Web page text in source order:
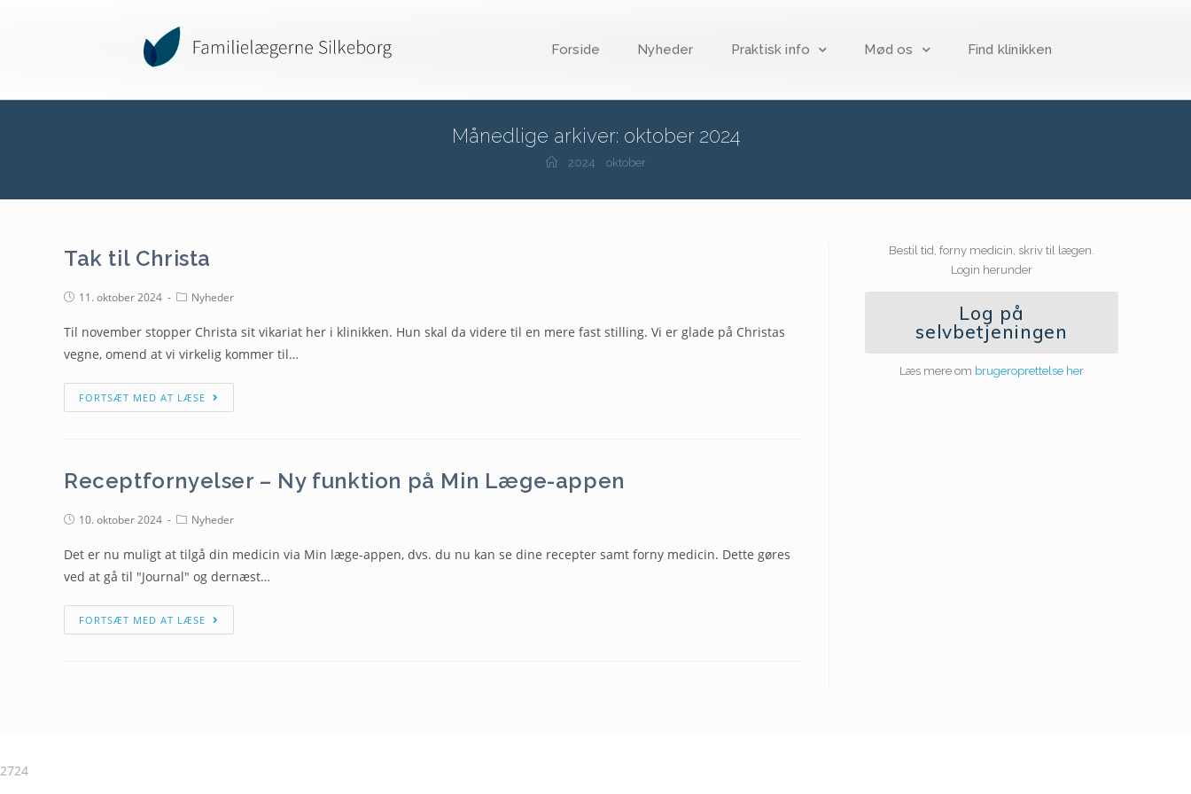
Forside Nyheder Praktisk info Mød os Find klinikken
Månedlige arkiver: oktober 2024
2024 oktober
Tak til Christa
11. oktober 2024 Nyheder
Til november stopper Christa sit vikariat her i klinikken. Hun skal da videre til en mere fast stilling. Vi er glade på Christas
vegne, omend at vi virkelig kommer til…
FORTSÆT MED AT LÆSE
Receptfornyelser – Ny funktion på Min Læge-appen
10. oktober 2024 Nyheder
Det er nu muligt at tilgå din medicin via Min læge-appen, dvs. du nu kan se dine recepter samt forny medicin. Dette gøres
ved at gå til "Journal" og dernæst…
FORTSÆT MED AT LÆSE
Bestil tid, forny medicin, skriv til lægen.
Login herunder
Log på
selvbetjeningen
Læs mere om brugeroprettelse her
2724